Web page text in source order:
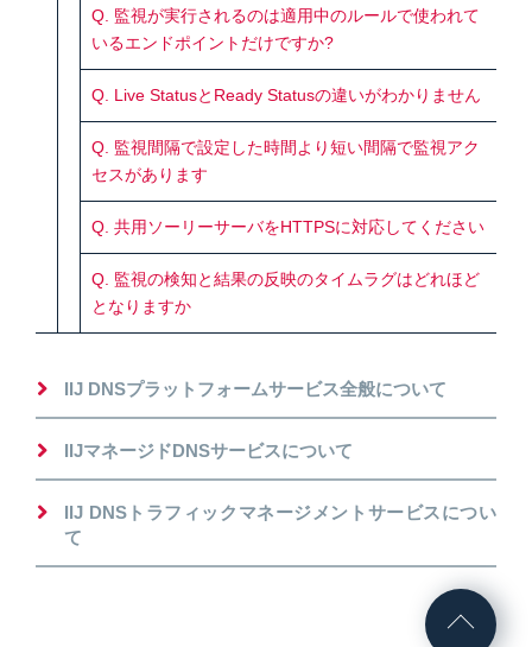
Q. 監視が実行されるのは適用中のルールで使われて
いるエンドポイントだけですか?
Q. Live StatusとReady Statusの違いがわかりません
Q. 監視間隔で設定した時間より短い間隔で監視アク
セスがあります
Q. 共用ソーリーサーバをHTTPSに対応してください
Q. 監視の検知と結果の反映のタイムラグはどれほど
となりますか
IIJ DNSプラットフォームサービス全般について
IIJマネージドDNSサービスについて
IIJ DNSトラフィックマネージメントサービスについ
て